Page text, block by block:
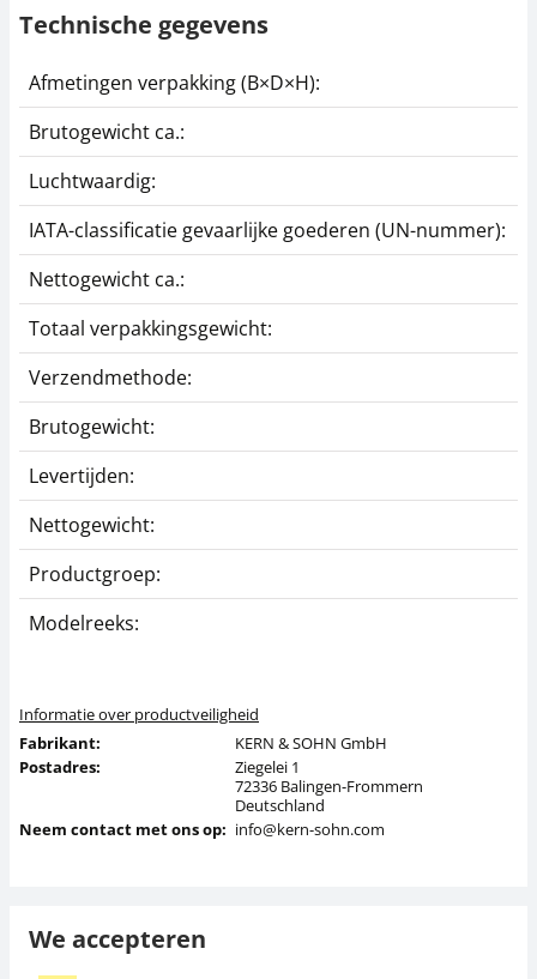
Technische gegevens
Afmetingen verpakking (B×D×H):
Brutogewicht ca.:
Luchtwaardig:
IATA-classificatie gevaarlijke goederen (UN-nummer):
Nettogewicht ca.:
Totaal verpakkingsgewicht:
Verzendmethode:
Brutogewicht:
Levertijden:
Nettogewicht:
Productgroep:
Modelreeks:
Informatie over productveiligheid
Fabrikant:
KERN & SOHN GmbH
Postadres:
Ziegelei 1
72336 Balingen-Frommern
Deutschland
Neem contact met ons op: info@kern-sohn.com
We accepteren